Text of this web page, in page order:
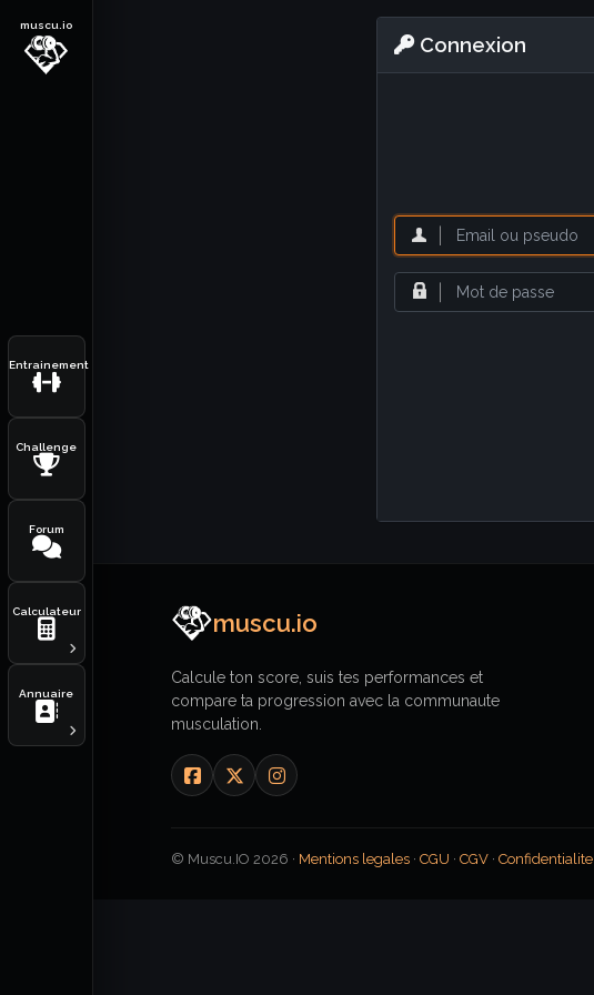
muscu.io
Entrainement
Challenge
Forum
Calculateur
Annuaire
Connexion
muscu.io
Calcule ton score, suis tes performances et
compare ta progression avec la communaute
musculation.
© Muscu.IO 2026 · Mentions legales · CGU · CGV · Confidentialite